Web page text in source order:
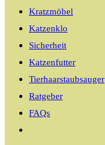
Kratzmöbel
Katzenklo
Sicherheit
Katzenfutter
Tierhaarstaubsauger
Ratgeber
FAQs